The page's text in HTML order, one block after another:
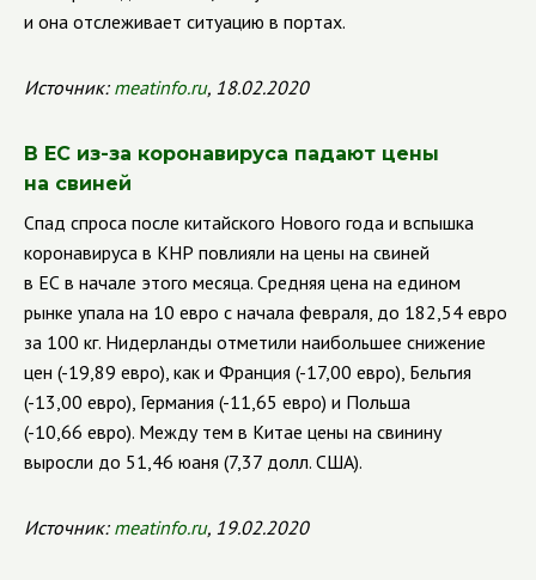
и она отслеживает ситуацию в портах.
Источник: meatinfo.ru, 18.02.2020
В ЕС из-за коронавируса падают цены
на свиней
Спад спроса после китайского Нового года и вспышка
коронавируса в КНР повлияли на цены на свиней
в ЕС в начале этого месяца. Средняя цена на едином
рынке упала на 10 евро с начала февраля, до 182,54 евро
за 100 кг. Нидерланды отметили наибольшее снижение
цен (-19,89 евро), как и Франция (-17,00 евро), Бельгия
(-13,00 евро), Германия (-11,65 евро) и Польша
(-10,66 евро). Между тем в Китае цены на свинину
выросли до 51,46 юаня (7,37 долл. США).
Источник: meatinfo.ru, 19.02.2020